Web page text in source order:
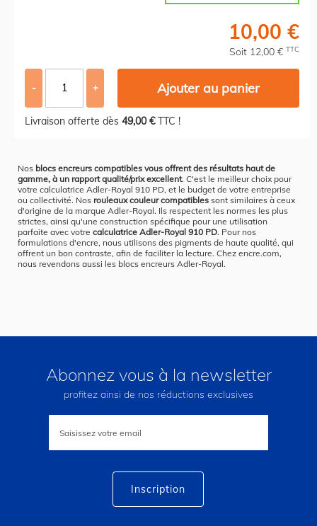
10,00 €
Soit 12,00 € TTC
- + Ajouter au panier
Livraison offerte dès 49,00 €TTC !
Nos blocs encreurs compatibles vous offrent des résultats haut de
gamme, à un rapport qualité/prix excellent. C'est le meilleur choix pour
votre calculatrice Adler-Royal 910 PD, et le budget de votre entreprise
ou collectivité. Nos rouleaux couleur compatibles sont similaires à ceux
d'origine de la marque Adler-Royal. Ils respectent les normes les plus
strictes, ainsi qu'une construction spécifique pour une utilisation
parfaite avec votre calculatrice Adler-Royal 910 PD. Pour nos
formulations d'encre, nous utilisons des pigments de haute qualité, qui
offrent un bon contraste, afin de faciliter la lecture. Chez encre.com,
nous revendons aussi les blocs encreurs Adler-Royal.
Abonnez vous à la newsletter
profitez ainsi de nos réductions exclusives
lettre
Inscription